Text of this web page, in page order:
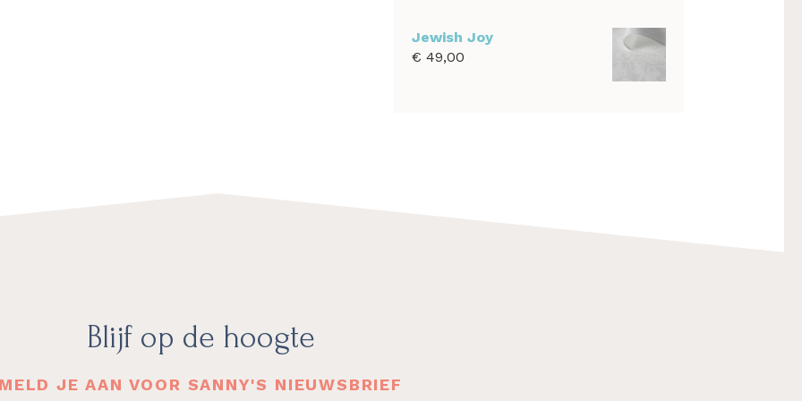
Jewish Joy
€ 49,00
Blijf op de hoogte
MELD JE AAN VOOR SANNY'S NIEUWSBRIEF